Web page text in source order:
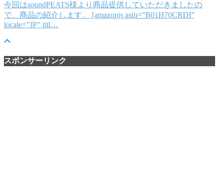
今回はsoundPEATS様より商品提供していただきましたの
で、商品の紹介します。 [amazonjs asin=”B01H70CRDI”
locale=”JP” titl…
スポンサーリンク